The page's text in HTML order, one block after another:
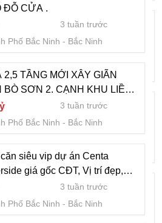
MỚI XÂY – CHỈ VÀI BƯỚC RA
MẶT PHỐ
5
1 tháng trước
Phố Bắc Ninh
Bắc Ninh
tay sở hữu đất nền lô góc gần
với diện tích, lô góc rẻ nhất dự án
đang chào bán + Sổ đỏ chính
5
1 tháng trước
Thành Phố Bắc Ninh
Bắc Ninh
em vừa chuyển về gần chỗ làm
bán căn nhà chính chủ 95m2.
mặt đường trục chính rộng 12m
13
1 tháng trước
ĐỖ CỬA .
3 tuần trước
Phố Bắc Ninh
Bắc Ninh
2,5 TẦNG MỚI XÂY GIÃN
BÒ SƠN 2. CẠNH KHU LIỀN
CHUNG CƯ HUD-B. TP
NINH, GIÁ RẺ HƠN GIÁ ĐẤT
3 tuần trước
Phố Bắc Ninh
Bắc Ninh
siêu vip dự án Centa
giá gốc CĐT, Vị trí đẹp,
giá tốt.
3 tuần trước
Phố Bắc Ninh
Bắc Ninh